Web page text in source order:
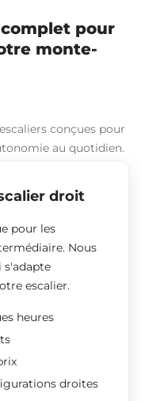
pour
monte-
conçues pour
au quotidien.
droit
pour les
Nous
s'adapte
escalier.
heures
droites